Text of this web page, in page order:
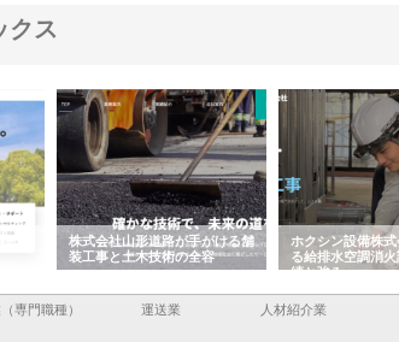
クス
強
株式会社山形道路が手がける舗
装工事と土木技術の全容
ホクシン設備株
る給排水空調消
績と強み
専門職種） 運送業 人材紹介業